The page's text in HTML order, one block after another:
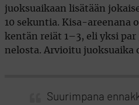
juoksuaikaan lisätään
10 sekuntia. Kisa-areenana
kentän reiät 1–3, eli yksi
nelosta. Arvioitu juoksuaika
Suurimpana